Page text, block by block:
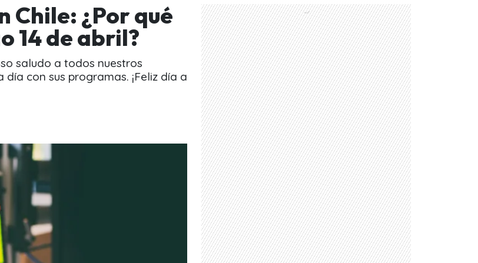
Chile: ¿Por qué
14 de abril?
saludo a todos nuestros
con sus programas. ¡Feliz día a